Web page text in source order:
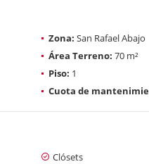
Zona: San Rafael Abajo
Área Terreno: 70 m²
Piso: 1
Cuota de
Clósets